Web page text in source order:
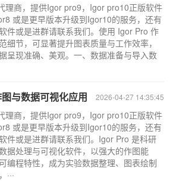
理商，提供Igor pro9，Igor pro10正版软件
或是更早版本升级到Igor10的服务，还有
件或是进群请联系我们。使用 Igor Pro 作
细节，可显著提升图表质量与工作效率，
呈现准确、美观。一、数据准备与导入数
2026-04-27 14:35:45
与数据可视化应用
理商，提供Igor pro9，Igor pro10正版软件
或是更早版本升级到Igor10的服务，还有
件或是进群请联系我们。Igor Pro 是科研
据处理与可视化软件，以强大的作图能
编程特性，成为实验数据整理、图表绘制